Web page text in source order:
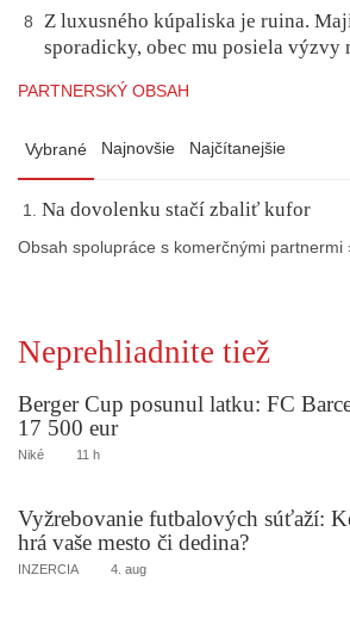
8
Z luxusného kúpaliska je ruina.
sporadicky, obec mu posiela výzvy
PARTNERSKÝ OBSAH
Vybrané Najnovšie Najčítanejšie
Na dovolenku stačí zbaliť kufor
Obsah spolupráce s komerčnými partnermi
Neprehliadnite tiež
Berger Cup posunul latku: FC
17 500 eur
Niké 11 h
Vyžrebovanie futbalových súťaží:
hrá vaše mesto či dedina?
INZERCIA 4. aug